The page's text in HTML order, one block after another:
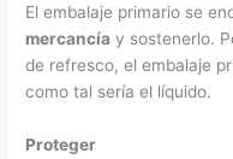
El embalaje primario se
mercancía y sostenerlo.
de refresco, el embalaje
como tal sería el líquido.
Proteger